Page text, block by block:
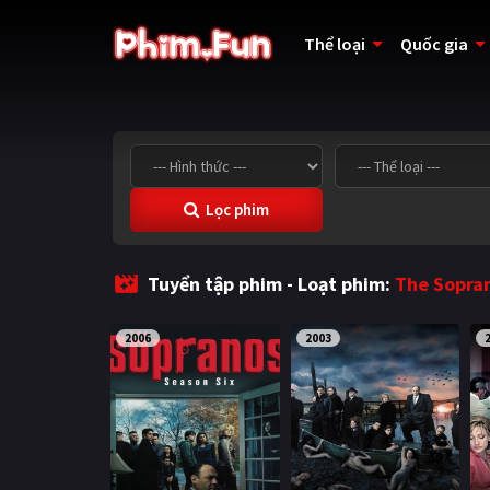
Thể loại Quốc gia
Lọc phim
Tuyển tập phim - Loạt phim: The
2006 2003